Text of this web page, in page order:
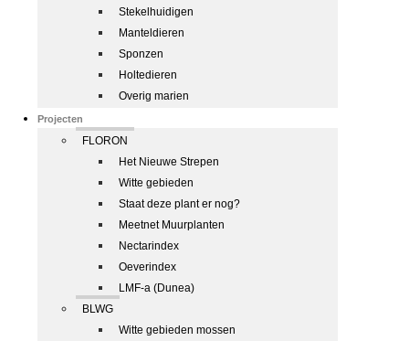
Stekelhuidigen
Manteldieren
Sponzen
Holtedieren
Overig marien
Projecten
FLORON
Het Nieuwe Strepen
Witte gebieden
Staat deze plant er nog?
Meetnet Muurplanten
Nectarindex
Oeverindex
LMF-a (Dunea)
BLWG
Witte gebieden mossen